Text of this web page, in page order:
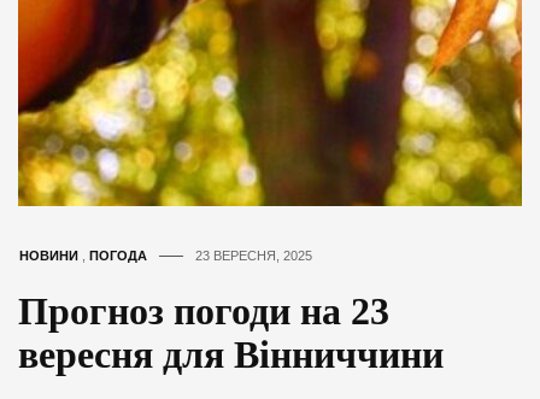
НОВИНИ ПОГОДА 23 ВЕРЕСНЯ, 2025
Прогноз погоди на 23
вересня для Вінниччини